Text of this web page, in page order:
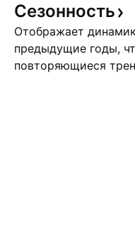
Сезонность
Отображает
предыдущие годы,
повторяющиеся